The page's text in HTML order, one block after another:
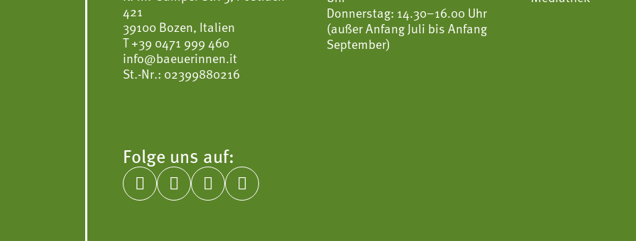
421
39100 Bozen, Italien
T+39 0471 999 460
info@baeuerinnen.it
St.-Nr.: 02399880216
Donnerstag: 14.30–16.00 Uhr
(außer Anfang Juli bis Anfang
September)
Folge uns auf:
   